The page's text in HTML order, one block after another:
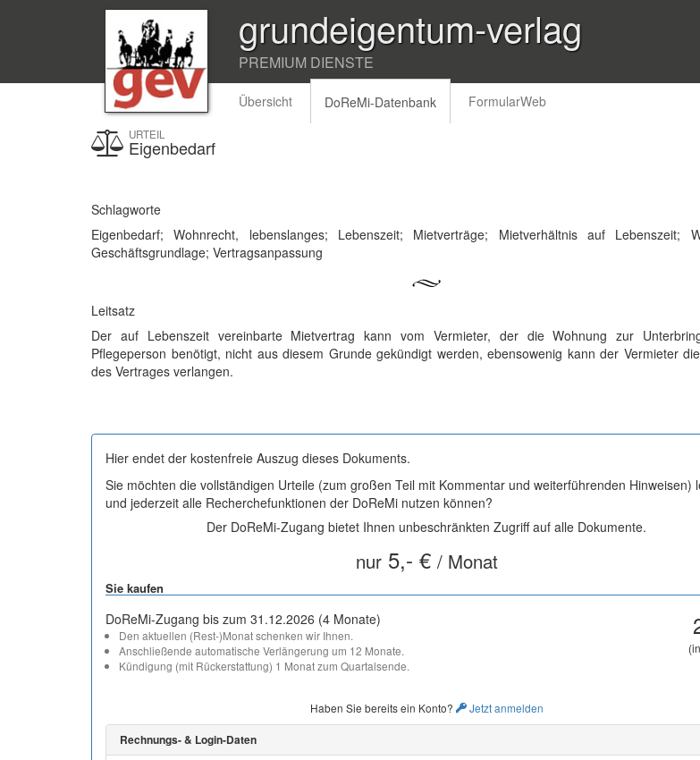
grundeigentum-verlag
PREMIUM DIENSTE
Übersicht DoReMi-Datenbank FormularWeb
URTEIL
Eigenbedarf
Schlagworte
Eigenbedarf; Wohnrecht, lebenslanges; Lebenszeit; Mietverträge; Mietverhältnis auf Lebenszeit;
Geschäftsgrundlage; Vertragsanpassung
Leitsatz
Der auf Lebenszeit vereinbarte Mietvertrag kann vom Vermieter, der die Wohnung zur
Pflegeperson benötigt, nicht aus diesem Grunde gekündigt werden, ebensowenig kann der Vermieter
des Vertrages verlangen.
Hier endet der kostenfreie Auszug dieses Dokuments.
Sie möchten die vollständigen Urteile (zum großen Teil mit Kommentar und weiterführenden Hinweisen)
und jederzeit alle Recherchefunktionen der DoReMi nutzen können?
Der DoReMi-Zugang bietet Ihnen unbeschränkten Zugriff auf alle Dokumente.
nur5,- € / Monat
Sie kaufen
DoReMi-Zugang bis zum 31.12.2026 (4 Monate)
Den aktuellen (Rest-)Monat schenken wir Ihnen.
Anschließende automatische Verlängerung um 12 Monate.
Kündigung (mit Rückerstattung) 1 Monat zum Quartalsende.
Haben Sie bereits ein Konto? Jetzt anmelden
Rechnungs- & Login-Daten